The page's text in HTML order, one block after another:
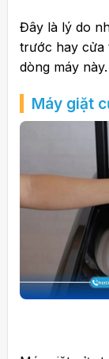
Đây là lý do
trước hay cửa
dòng máy này.
Máy giặt